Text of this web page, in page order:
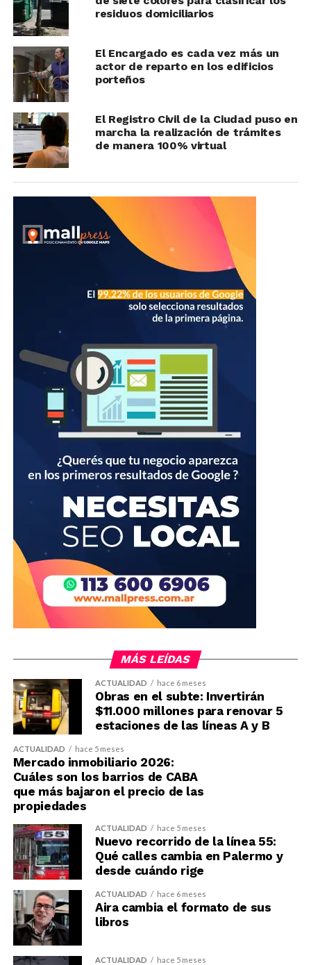
residuos domiciliarios
El Encargado es cada vez más un
actor de reparto en los edificios
porteños
El Registro Civil de la Ciudad puso en
marcha la realización de trámites
de manera 100% virtual
MÁS LEÍDAS
ACTUALIDAD hace 6 meses
Obras en el subte: Invertirán
$11.000 millones para renovar 5
estaciones de las líneas A y B
ACTUALIDAD hace 5 meses
Mercado inmobiliario 2026:
Cuáles son los barrios de CABA
que más bajaron el precio de las
propiedades
ACTUALIDAD hace 5 meses
Nuevo recorrido de la línea 55:
Qué calles cambia en Palermo y
desde cuándo rige
ACTUALIDAD hace 6 meses
Aira cambia el formato de sus
libros
ACTUALIDAD hace 5 meses